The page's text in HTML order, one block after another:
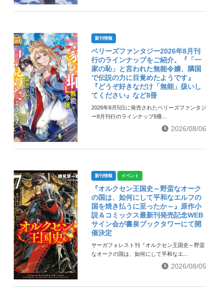
新刊情報
ベリーズファンタジー2026年8月刊
行のラインナップをご紹介。『「一
家の恥」と言われた無能令嬢、隣国
で伝説の力に目覚めたようです』
『どうぞ好きなだけ「無能」扱いし
てください』など8冊
2026年8月5日に発売されたベリーズファンタジ
ー8月刊行のラインナップ8冊...
2026/08/06
新刊情報 イベント
『オルクセン王国史～野蛮なオーク
の国は、如何にして平和なエルフの
国を焼き払うに至ったか～』原作小
説＆コミックス最新刊発売記念WEB
サイン会が書泉ブックタワーにて開
催決定
サーガフォレスト刊『オルクセン王国史～野蛮
なオークの国は、如何にして平和なエ...
2026/08/05